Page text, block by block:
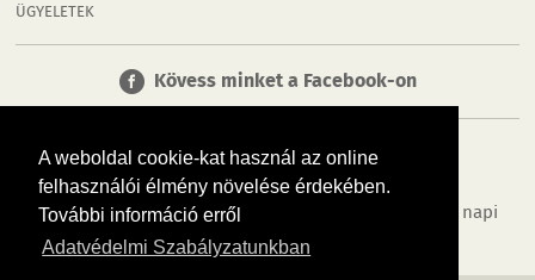
A weboldal cookie-kat használ az online
felhasználói élmény növelése érdekében.
További információ erről
Adatvédelmi Szabályzatunkban
ÜGYELETEK
Kövess minket a Facebook-on
Tudj meg többet városodról! Hírek, programok, képek, napi
menü, cégek…. és minden, ami Győr